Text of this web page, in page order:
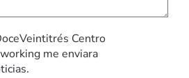
Centro
me enviara